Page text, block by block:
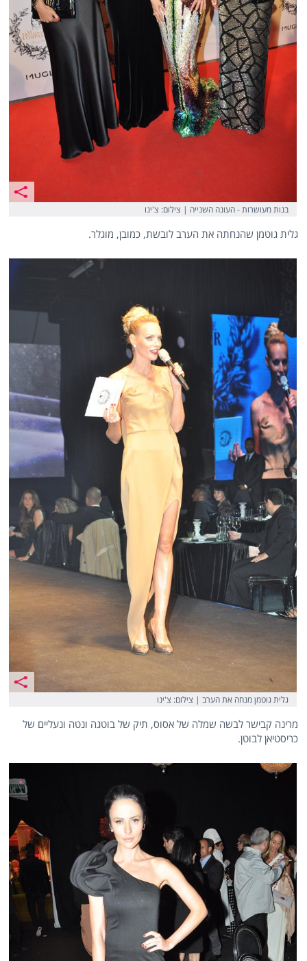
בנות מעושרות - העונה השנייה | צילום: צ'ינו
גלית גוטמן שהנחתה את הערב לובשת, כמובן, מוגלר.
גלית גוטמן מנחה את הערב | צילום: צ'ינו
מרינה קבישר לבשה שמלה של אסוס, תיק של בוטגה ונטה ונעליים של
כריסטיאן לבוטן.